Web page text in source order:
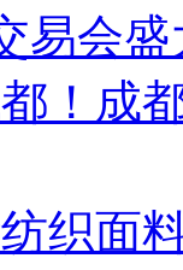
易会
！成
织面